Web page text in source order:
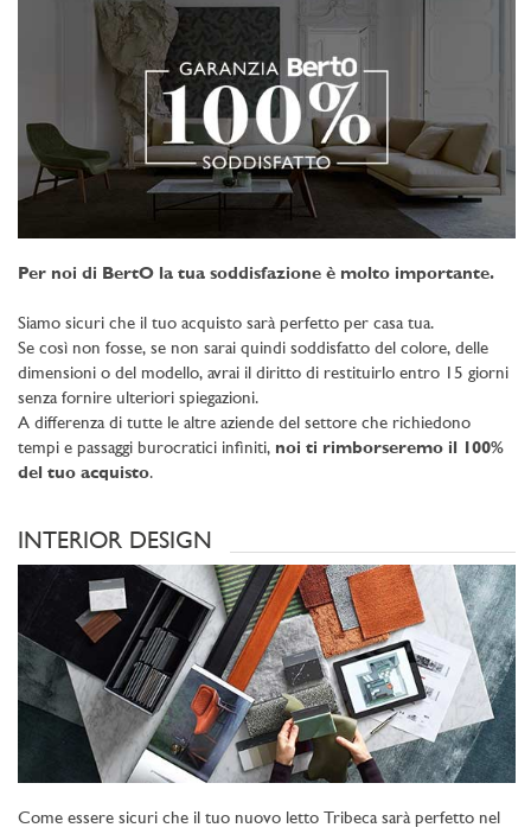
Per noi di BertO la tua soddisfazione è molto importante.
Siamo sicuri che il tuo acquisto sarà perfetto per casa tua.
Se così non fosse, se non sarai quindi soddisfatto del colore, delle
dimensioni o del modello, avrai il diritto di restituirlo entro 15 giorni
senza fornire ulteriori spiegazioni.
A differenza di tutte le altre aziende del settore che richiedono
tempi e passaggi burocratici infiniti, noi ti rimborseremo il 100%
del tuo acquisto.
INTERIOR DESIGN
Come essere sicuri che il tuo nuovo letto Tribeca sarà perfetto nel